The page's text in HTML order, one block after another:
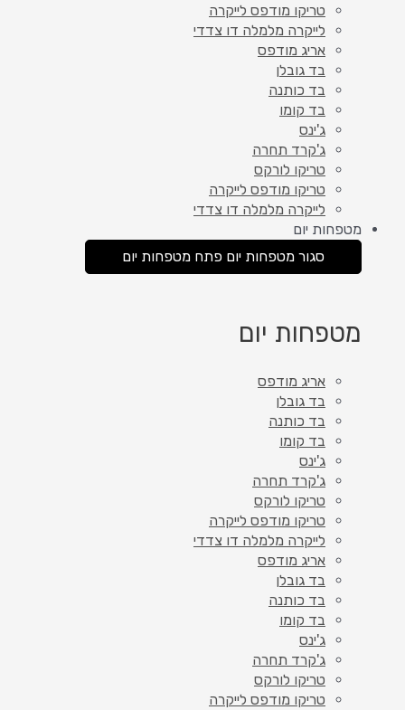
טריקו מודפס לייקרה
לייקרה מלמלה דו צדדי
אריג מודפס
בד גובלן
בד כותנה
בד קומו
ג'ינס
ג'קרד תחרה
טריקו לורקס
טריקו מודפס לייקרה
לייקרה מלמלה דו צדדי
מטפחות יום
סגור מטפחות יום פתח מטפחות יום
מטפחות יום
אריג מודפס
בד גובלן
בד כותנה
בד קומו
ג'ינס
ג'קרד תחרה
טריקו לורקס
טריקו מודפס לייקרה
לייקרה מלמלה דו צדדי
אריג מודפס
בד גובלן
בד כותנה
בד קומו
ג'ינס
ג'קרד תחרה
טריקו לורקס
טריקו מודפס לייקרה